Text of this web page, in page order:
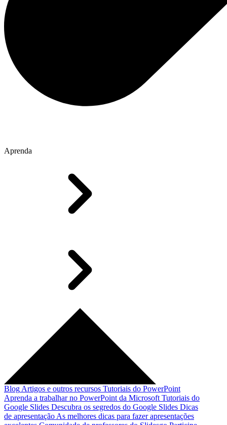
Aprenda
Blog Artigos e outros recursos Tutoriais do PowerPoint
Aprenda a trabalhar no PowerPoint da Microsoft Tutoriais do
Google Slides Descubra os segredos do Google Slides Dicas
de apresentação As melhores dicas para fazer apresentações